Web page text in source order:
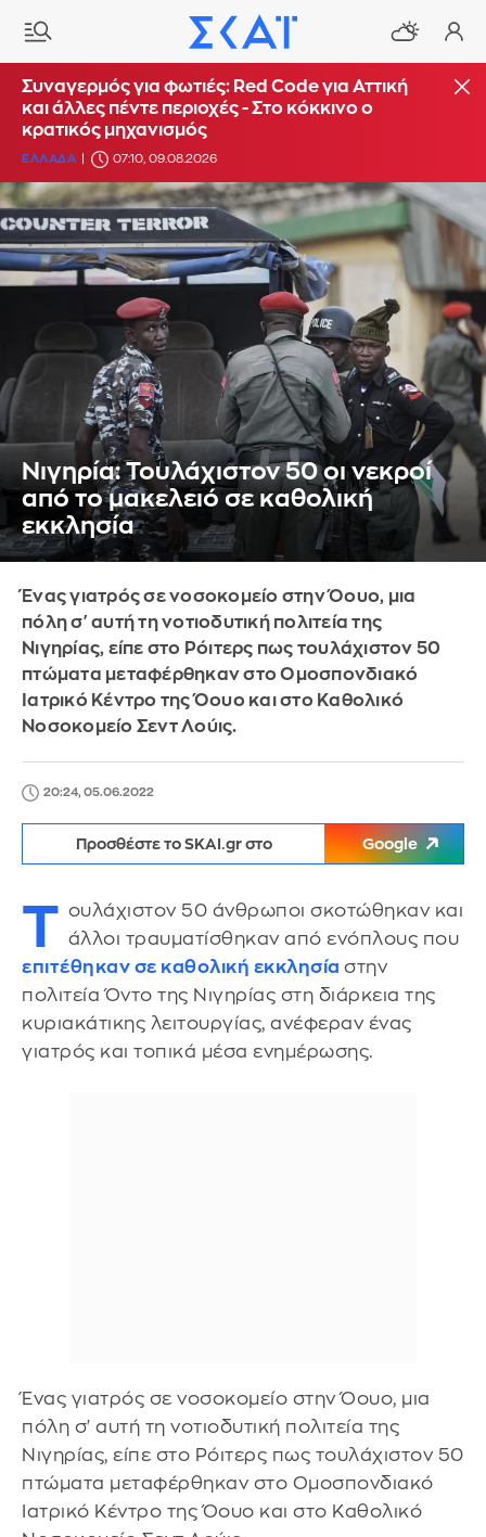
Συναγερμός για φωτιές: Red Code για Αττική
και άλλες πέντε περιοχές - Στο κόκκινο ο
κρατικός μηχανισμός
ΕΛΛΑΔΑ 07:10, 09.08.2026
Νιγηρία: Τουλάχιστον 50 οι νεκροί
από το μακελειό σε καθολική
εκκλησία
Ένας γιατρός σε νοσοκομείο στην Όουο, μια
πόλη σ' αυτή τη νοτιοδυτική πολιτεία της
Νιγηρίας, είπε στο Ρόιτερς πως τουλάχιστον 50
πτώματα μεταφέρθηκαν στο Ομοσπονδιακό
Ιατρικό Κέντρο της Όουο και στο Καθολικό
Νοσοκομείο Σεντ Λούις.
20:24, 05.06.2022
Προσθέστε το SKAI.gr στο Google
Τ ουλάχιστον 50 άνθρωποι σκοτώθηκαν και
άλλοι τραυματίσθηκαν από ενόπλους που
επιτέθηκαν σε καθολική εκκλησία στην
πολιτεία Όντο της Νιγηρίας στη διάρκεια της
κυριακάτικης λειτουργίας, ανέφεραν ένας
γιατρός και τοπικά μέσα ενημέρωσης.
Ένας γιατρός σε νοσοκομείο στην Όουο, μια
πόλη σ' αυτή τη νοτιοδυτική πολιτεία της
Νιγηρίας, είπε στο Ρόιτερς πως τουλάχιστον 50
πτώματα μεταφέρθηκαν στο Ομοσπονδιακό
Ιατρικό Κέντρο της Όουο και στο Καθολικό